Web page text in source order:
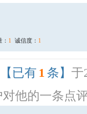
1 诚信度： 1
【已有 1 条】 于
对他的一条点